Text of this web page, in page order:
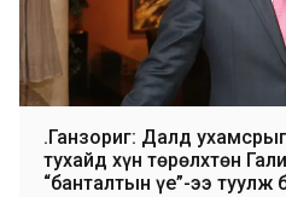
Ө.Ганзориг: Далд
тухайд хүн төрөлхтөн
“банталтын үе”-ээ туулж